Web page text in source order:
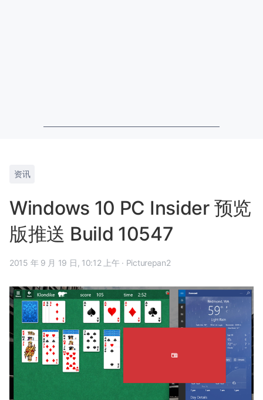
资讯
Windows 10 PC Insider 预览
版推送 Build 10547
2015 年 9 月 19 日, 10:12 上午 · Picturepan2